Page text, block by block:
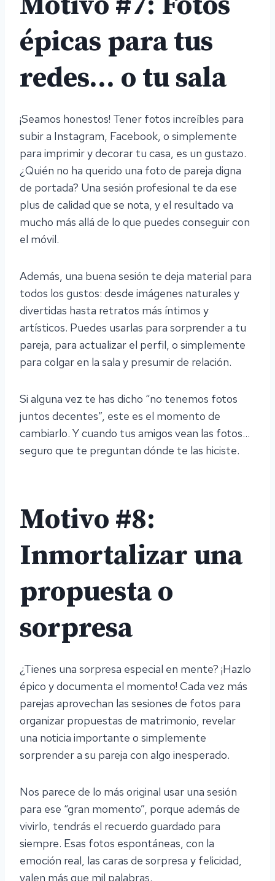
épicas para tus
redes… o tu sala
¡Seamos honestos! Tener fotos increíbles para
subir a Instagram, Facebook, o simplemente
para imprimir y decorar tu casa, es un gustazo.
¿Quién no ha querido una foto de pareja digna
de portada? Una sesión profesional te da ese
plus de calidad que se nota, y el resultado va
mucho más allá de lo que puedes conseguir con
el móvil.
Además, una buena sesión te deja material para
todos los gustos: desde imágenes naturales y
divertidas hasta retratos más íntimos y
artísticos. Puedes usarlas para sorprender a tu
pareja, para actualizar el perfil, o simplemente
para colgar en la sala y presumir de relación.
Si alguna vez te has dicho “no tenemos fotos
juntos decentes”, este es el momento de
cambiarlo. Y cuando tus amigos vean las fotos…
seguro que te preguntan dónde te las hiciste.
Motivo #8:
Inmortalizar una
propuesta o
sorpresa
¿Tienes una sorpresa especial en mente? ¡Hazlo
épico y documenta el momento! Cada vez más
parejas aprovechan las sesiones de fotos para
organizar propuestas de matrimonio, revelar
una noticia importante o simplemente
sorprender a su pareja con algo inesperado.
Nos parece de lo más original usar una sesión
para ese “gran momento”, porque además de
vivirlo, tendrás el recuerdo guardado para
siempre. Esas fotos espontáneas, con la
emoción real, las caras de sorpresa y felicidad,
valen más que mil palabras.